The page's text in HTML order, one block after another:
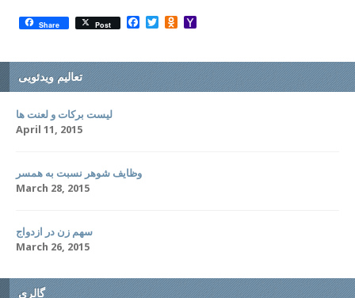
Share Post Facebook
TwitterOdnoklassniki
تعالیم ویدئویی
لیست برکات و لعنت ها
April 11, 2015
وظایف شوهر نسبت به همسر
March 28, 2015
سهم زن در ازدواج
March 26, 2015
گالری